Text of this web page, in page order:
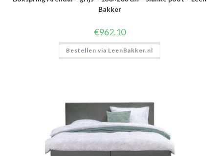
Bakker
€962.10
Bestellen via LeenBakker.nl